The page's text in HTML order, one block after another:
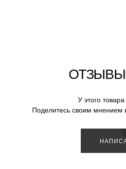
У этого
Поделитесь своим мнением